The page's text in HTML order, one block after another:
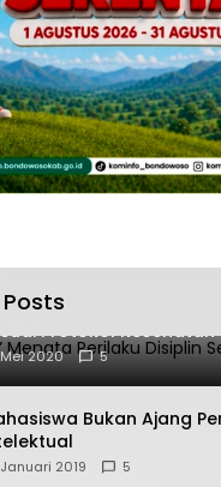
Normal” Menata
Protokol Kesehatan
2020 5
Bukan Ajang
2019 5